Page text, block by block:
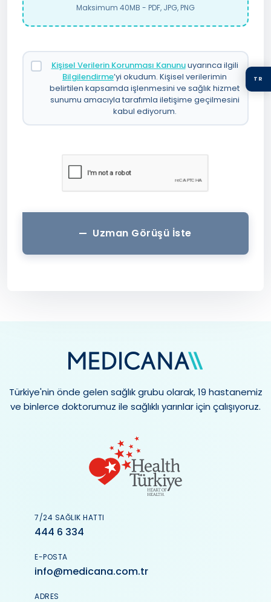
TR
Maksimum 40MB - PDF, JPG, PNG
Kişisel Verilerin Korunması Kanunuuyarınca ilgili
Bilgilendirme’yi okudum. Kişisel verilerimin
belirtilen kapsamda işlenmesini ve sağlık hizmet
sunumu amacıyla tarafımla iletişime geçilmesini
kabul ediyorum.
Uzman Görüşü İste
Türkiye'nin önde gelen sağlık grubu olarak, 19 hastanemiz
ve binlerce doktorumuz ile sağlıklı yarınlar için çalışıyoruz.
7/24 SAĞLIK HATTI
444 6 334
E-POSTA
info@medicana.com.tr
ADRES